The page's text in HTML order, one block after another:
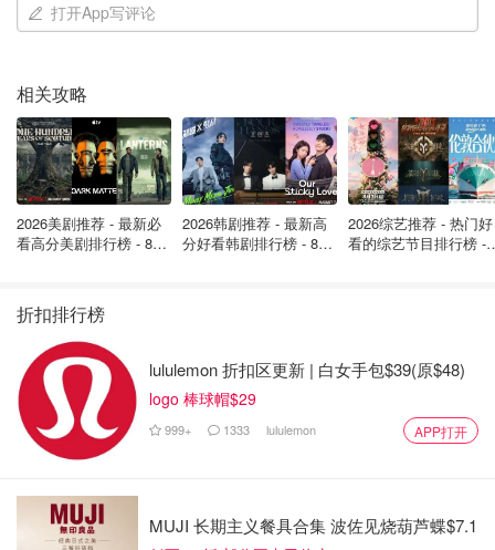
Ferguson说：" 凶手就在车库里等着
"没有人是Shao Jing Lu遭遇的目击者。没有人承认，更没
Ferguson说，虽然凶杀案的动机仍然是个谜，但检方将证
打开App写评论
相关攻略
2026美剧推荐 - 最新必
看高分美剧排行榜 - 8月
2026韩剧推荐 - 最新高
分好看韩剧排行榜 - 8月
2026综艺推荐 - 热门好
看的综艺节目排行榜 -
折扣排行榜
lululemon 折扣区更新 | 白女手包$39(原$48)
logo 棒球帽$29
999+ 1333 lululemon APP打开
MUJI 长期主义餐具合集 波佐见烧葫芦蝶$7.1